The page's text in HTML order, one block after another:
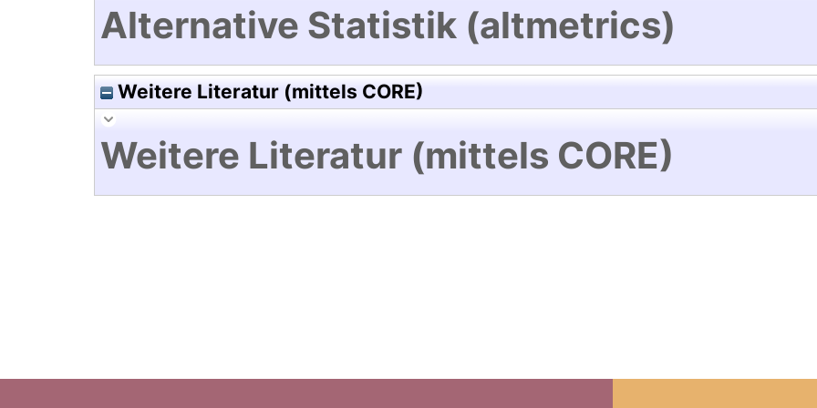
Alternative Statistik (altmetrics)
Weitere Literatur (mittels CORE)
Weitere Literatur (mittels CORE)